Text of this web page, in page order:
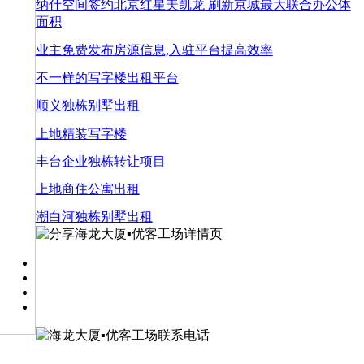
纳什空间签约北京红星美凯龙 刷新京城最大联合办公体
面积
业主免费发布房源信息,入驻平台提高效率
不一样的写字楼出租平台
顺义独栋别墅出租
上地精装写字楼
丰台企业独栋转让项目
上地商住公寓出租
潮白河独栋别墅出租